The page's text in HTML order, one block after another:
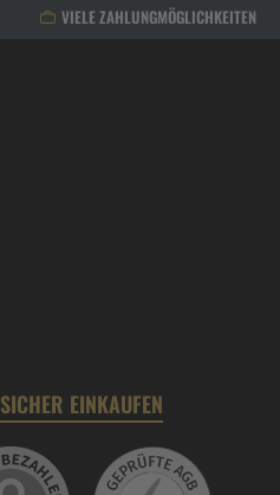
VIELE ZAHLUNGMÖGLICHKEITEN
SICHER EINKAUFEN